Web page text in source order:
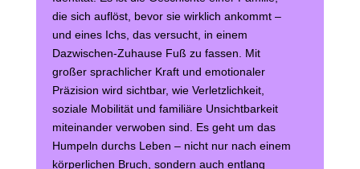
die sich auflöst, bevor sie wirklich ankommt –
und eines Ichs, das versucht, in einem
Dazwischen-Zuhause Fuß zu fassen. Mit
großer sprachlicher Kraft und emotionaler
Präzision wird sichtbar, wie Verletzlichkeit,
soziale Mobilität und familiäre Unsichtbarkeit
miteinander verwoben sind. Es geht um das
Humpeln durchs Leben – nicht nur nach einem
körperlichen Bruch, sondern auch entlang